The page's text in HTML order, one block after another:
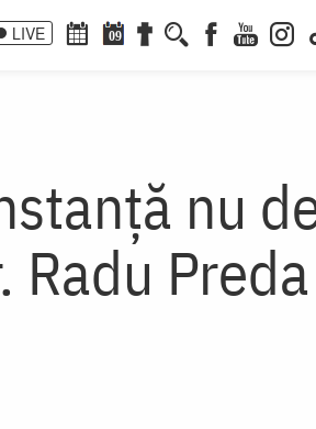
LIVE 09
nu
Preda